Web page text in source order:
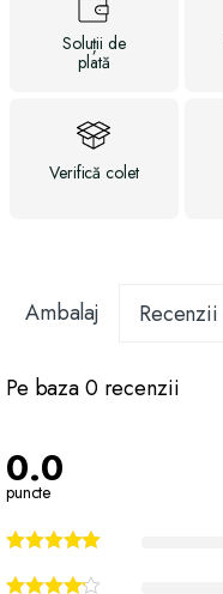
Soluții de
plată
Verificăcolet
Ambalaj Recenzii
Pe baza 0 recenzii
0.0
puncte